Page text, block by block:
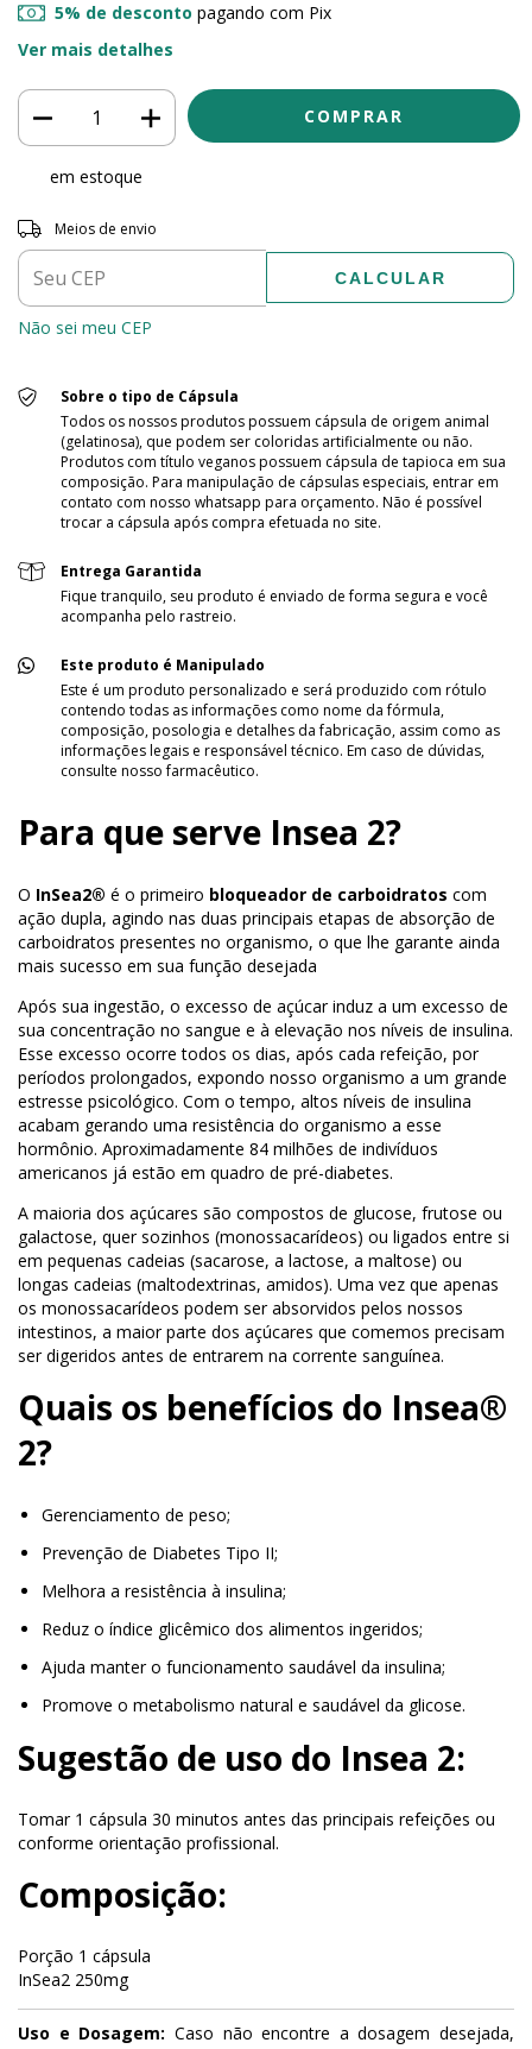
5% de desconto pagando com Pix
Ver mais detalhes
em estoque
Entregas para o CEP:
Meios de envio
CALCULAR
Não sei meu CEP
Sobre o tipo de Cápsula
Todos os nossos produtos possuem cápsula de origem animal
(gelatinosa), que podem ser coloridas artificialmente ou não.
Produtos com título veganos possuem cápsula de tapioca em sua
composição. Para manipulação de cápsulas especiais, entrar em
contato com nosso whatsapp para orçamento. Não é possível
trocar a cápsula após compra efetuada no site.
Entrega Garantida
Fique tranquilo, seu produto é enviado de forma segura e você
acompanha pelo rastreio.
Este produto é Manipulado
Este é um produto personalizado e será produzido com rótulo
contendo todas as informações como nome da fórmula,
composição, posologia e detalhes da fabricação, assim como as
informações legais e responsável técnico. Em caso de dúvidas,
consulte nosso farmacêutico.
Para que serve Insea 2?
O InSea2® é o primeiro bloqueador de carboidratos com
ação dupla, agindo nas duas principais etapas de absorção de
carboidratos presentes no organismo, o que lhe garante ainda
mais sucesso em sua função desejada
Após sua ingestão, o excesso de açúcar induz a um excesso de
sua concentração no sangue e à elevação nos níveis de insulina.
Esse excesso ocorre todos os dias, após cada refeição, por
períodos prolongados, expondo nosso organismo a um grande
estresse psicológico. Com o tempo, altos níveis de insulina
acabam gerando uma resistência do organismo a esse
hormônio. Aproximadamente 84 milhões de indivíduos
americanos já estão em quadro de pré-diabetes.
A maioria dos açúcares são compostos de glucose, frutose ou
galactose, quer sozinhos (monossacarídeos) ou ligados entre si
em pequenas cadeias (sacarose, a lactose, a maltose) ou
longas cadeias (maltodextrinas, amidos). Uma vez que apenas
os monossacarídeos podem ser absorvidos pelos nossos
intestinos, a maior parte dos açúcares que comemos precisam
ser digeridos antes de entrarem na corrente sanguínea.
Quais os benefícios do Insea®
2?
Gerenciamento de peso;
Prevenção de Diabetes Tipo II;
Melhora a resistência à insulina;
Reduz o índice glicêmico dos alimentos ingeridos;
Ajuda manter o funcionamento saudável da insulina;
Promove o metabolismo natural e saudável da glicose.
Sugestão de uso do Insea 2:
Tomar 1 cápsula 30 minutos antes das principais refeições ou
conforme orientação profissional.
Composição:
Porção 1 cápsula
InSea2 250mg
Uso e Dosagem: Caso não encontre a dosagem desejada,